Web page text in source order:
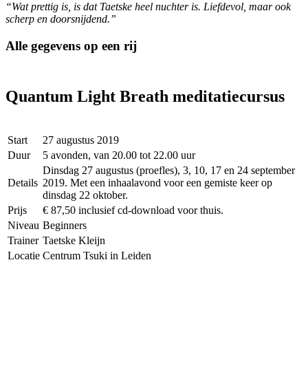
“Wat prettig is, is dat Taetske heel nuchter is. Liefdevol, maar ook
scherp en doorsnijdend.”
Alle gegevens op een rij
Quantum Light Breath meditatiecursus
Start
27 augustus 2019
Duur
5 avonden, van 20.00 tot 22.00 uur
Details
Dinsdag 27 augustus (proefles), 3, 10, 17 en 24 september
2019. Met een inhaalavond voor een gemiste keer op
dinsdag 22 oktober.
Prijs
€ 87,50 inclusief cd-download voor thuis.
Niveau Beginners
Trainer Taetske Kleijn
Locatie Centrum Tsuki in Leiden